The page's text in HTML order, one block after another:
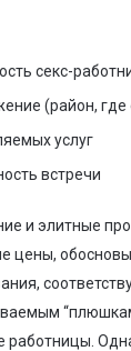
секс-
(район, где
услуг
встречи
и элитные
цены,